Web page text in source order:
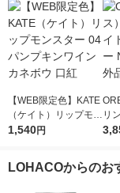
【WEB限定色】KATE
（ケイト）リップモン
スター 04 パンプキン
1,540円
リ
プ
LOHACOからのお